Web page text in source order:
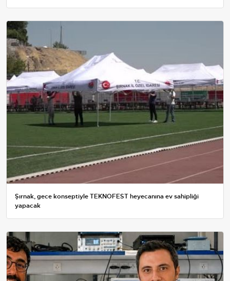
Şırnak, gece konseptiyle TEKNOFEST heyecanına ev sahipliği
yapacak